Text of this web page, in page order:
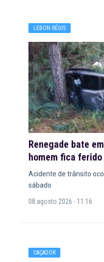
LEBON RÉGIS
Renegade bate
homem fica ferido
Acidente de trânsito
sábado
08 agosto 2026 - 11:16
CAÇADOR